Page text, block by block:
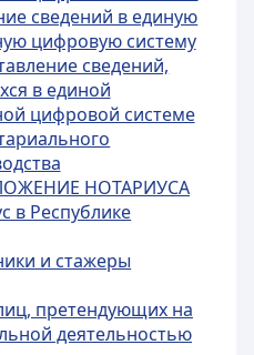
сведений в единую
цифровую систему
сведений,
в единой
цифровой системе
НОТАРИУСА
в Республике
и стажеры
претендующих на
деятельностью